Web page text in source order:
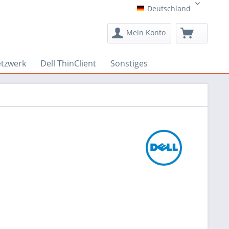
Deutschland
Deutschland
Mein Konto
Dell ThinClient Sonstiges